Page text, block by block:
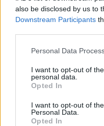
also be disclosed by us to
Downstream Participants
Personal Data
I want to opt-out of
personal data.
Opted In
I want to opt-out of
Personal Data.
Opted In
Žinios | Lietuvos diena
32 laipsnių šilumos
Žinios | Orai
V. Zalužno
Ukrainos politikoje: jis